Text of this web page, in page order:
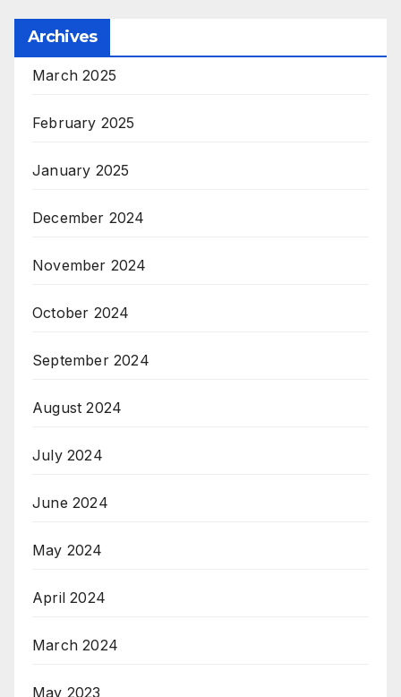
Archives
March 2025
February 2025
January 2025
December 2024
November 2024
October 2024
September 2024
August 2024
July 2024
June 2024
May 2024
April 2024
March 2024
May 2023